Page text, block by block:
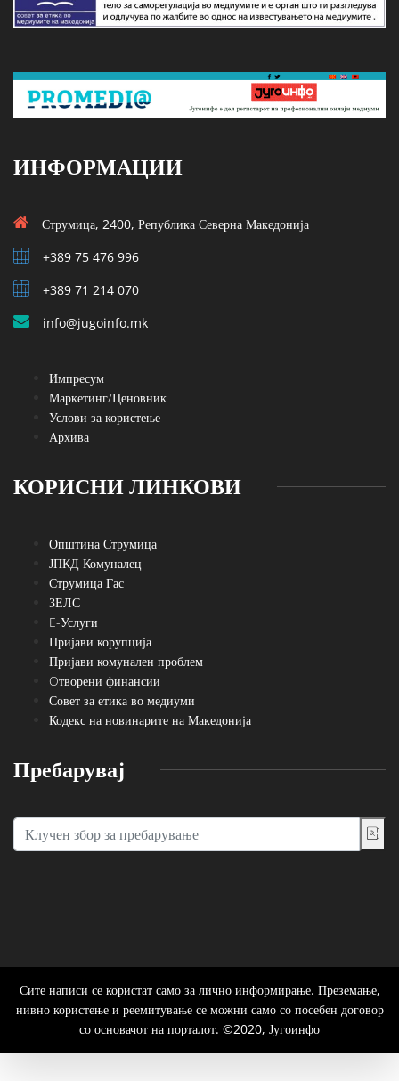
ИНФОРМАЦИИ
Струмица, 2400, Република Северна Македонија
+389 75 476 996
+389 71 214 070
info@jugoinfo.mk
Импресум
Маркетинг/Ценовник
Услови за користење
Архива
КОРИСНИ ЛИНКОВИ
Општина Струмица
ЈПКД Комуналец
Струмица Гас
ЗЕЛС
E-Услуги
Пријави корупција
Пријави комунален проблем
Oтворени финансии
Совет за етика во медиуми
Кодекс на новинарите на Македонија
Пребарувај
Сите написи се користат само за лично информирање. Преземање,
нивно користење и реемитување се можни само со посебен договор
со основачот на порталот. ©2020, Југоинфо